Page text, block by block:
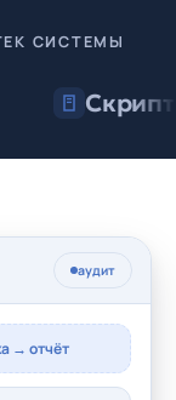
СИСТЕМЫ
аудит
→ отчёт